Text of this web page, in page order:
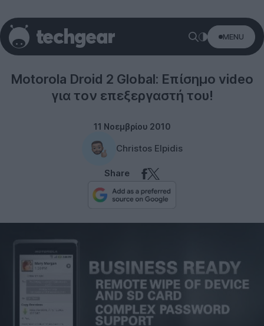
MENU
Motorola Droid 2 Global: Επίσημο video
για τον επεξεργαστή του!
11 Νοεμβρίου 2010
Christos Elpidis
Share